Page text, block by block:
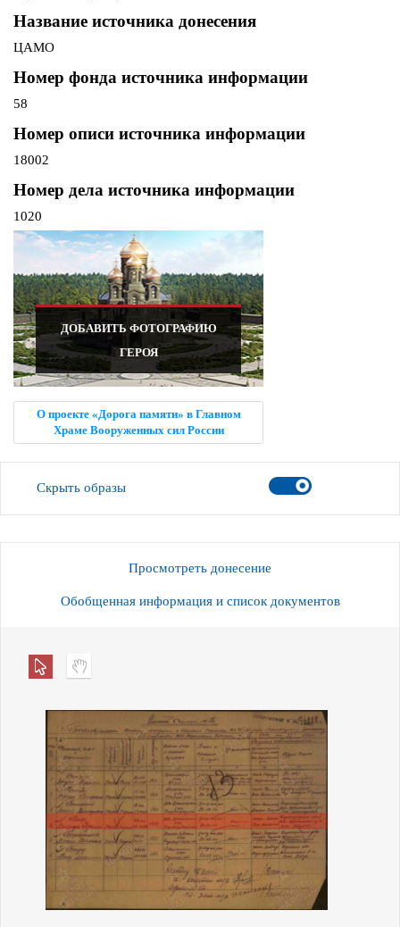
Название источника донесения
ЦАМО
Номер фонда источника информации
58
Номер описи источника информации
18002
Номер дела источника информации
1020
ДОБАВИТЬ ФОТОГРАФИЮ
ГЕРОЯ
О проекте «Дорога памяти» в Главном
Храме Вооруженных сил России
Скрыть образы
Просмотреть донесение
Обобщенная информация и список документов